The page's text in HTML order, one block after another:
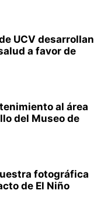
UCV desarrollan
a favor de
al área
del Museo de
fotográfica
de El Niño